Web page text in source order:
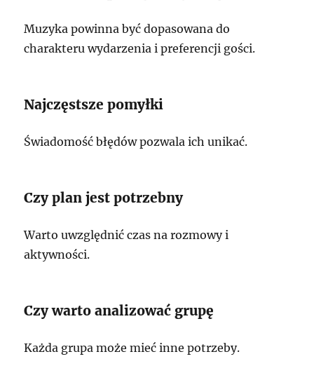
Muzyka powinna być dopasowana do
charakteru wydarzenia i preferencji gości.
Najczęstsze pomyłki
Świadomość błędów pozwala ich unikać.
Czy plan jest potrzebny
Warto uwzględnić czas na rozmowy i
aktywności.
Czy warto analizować grupę
Każda grupa może mieć inne potrzeby.